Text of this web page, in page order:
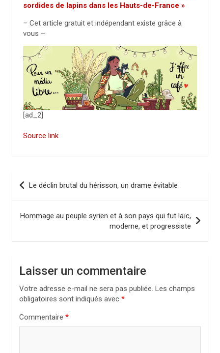
sordides de lapins dans les Hauts-de-France »
– Cet article gratuit et indépendant existe grâce à
vous –
[ad_2]
Source link
g
Le déclin brutal du hérisson, un drame évitable
Hommage au peuple syrien et à son pays qui fut laïc,
moderne, et progressiste
Laisser un commentaire
Votre adresse e-mail ne sera pas publiée. Les champs
obligatoires sont indiqués avec *
Commentaire *